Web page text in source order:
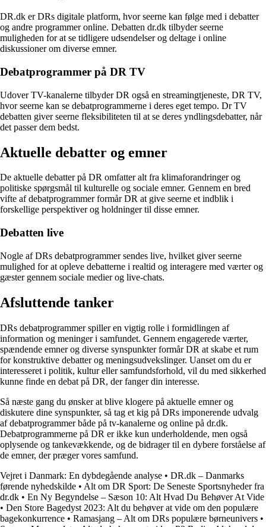
DR.dk er DRs digitale platform, hvor seerne kan følge med i debatter
og andre programmer online. Debatten dr.dk tilbyder seerne
muligheden for at se tidligere udsendelser og deltage i online
diskussioner om diverse emner.
Debatprogrammer på DR TV
Udover TV-kanalerne tilbyder DR også en streamingtjeneste, DR TV,
hvor seerne kan se debatprogrammerne i deres eget tempo. Dr TV
debatten giver seerne fleksibiliteten til at se deres yndlingsdebatter, når
det passer dem bedst.
Aktuelle debatter og emner
De aktuelle debatter på DR omfatter alt fra klimaforandringer og
politiske spørgsmål til kulturelle og sociale emner. Gennem en bred
vifte af debatprogrammer formår DR at give seerne et indblik i
forskellige perspektiver og holdninger til disse emner.
Debatten live
Nogle af DRs debatprogrammer sendes live, hvilket giver seerne
mulighed for at opleve debatterne i realtid og interagere med værter og
gæster gennem sociale medier og live-chats.
Afsluttende tanker
DRs debatprogrammer spiller en vigtig rolle i formidlingen af
information og meninger i samfundet. Gennem engagerede værter,
spændende emner og diverse synspunkter formår DR at skabe et rum
for konstruktive debatter og meningsudvekslinger. Uanset om du er
interesseret i politik, kultur eller samfundsforhold, vil du med sikkerhed
kunne finde en debat på DR, der fanger din interesse.
Så næste gang du ønsker at blive klogere på aktuelle emner og
diskutere dine synspunkter, så tag et kig på DRs imponerende udvalg
af debatprogrammer både på tv-kanalerne og online på dr.dk.
Debatprogrammerne på DR er ikke kun underholdende, men også
oplysende og tankevækkende, og de bidrager til en dybere forståelse af
de emner, der præger vores samfund.
Vejret i Danmark: En dybdegående analyse • DR.dk – Danmarks
førende nyhedskilde • Alt om DR Sport: De Seneste Sportsnyheder fra
dr.dk • En Ny Begyndelse – Sæson 10: Alt Hvad Du Behøver At Vide
• Den Store Bagedyst 2023: Alt du behøver at vide om den populære
bagekonkurrence • Ramasjang – Alt om DRs populære børneunivers •